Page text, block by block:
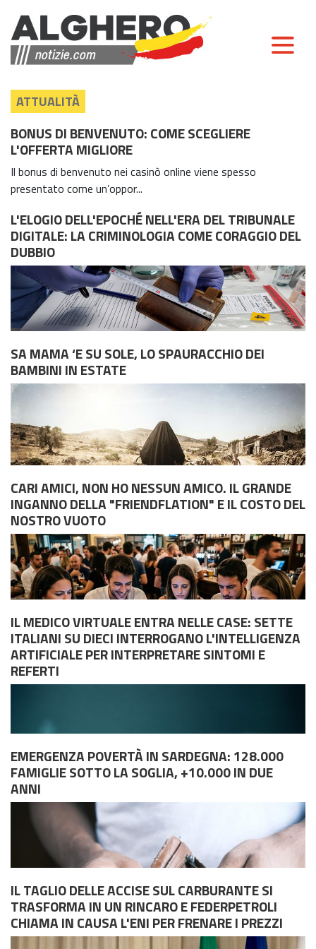
ATTUALITÀ
BONUS DI BENVENUTO: COME SCEGLIERE
L'OFFERTA MIGLIORE
Il bonus di benvenuto nei casinò online viene spesso
presentato come un’oppor...
L'ELOGIO DELL'EPOCHÉ NELL'ERA DEL TRIBUNALE
DIGITALE: LA CRIMINOLOGIA COME CORAGGIO DEL
DUBBIO
Gli antichi greci la chiamavano epokhé: la sospensione del
giudizio, quel rigoroso esercizio di prudenza intellettuale che
impone di fermarsi, osservare e dubitare prima di emettere
ceduto al fascino perver...
SA MAMA ‘E SU SOLE, LO SPAURACCHIO DEI
BAMBINI IN ESTATE
Il passaggio dalla società tradizionale a quella
contemporanea è segnato da una profonda transizione
filosofica: l'abbandono del mythos in favore del razionale
logos. Nella cultura classica, il
CARI AMICI, NON HO NESSUN AMICO. IL GRANDE
INGANNO DELLA "FRIENDFLATION" E IL COSTO DEL
NOSTRO VUOTO
sembrano ormai quotati in borsa e si partecipa alla grande
commedia della socialità. Si paga un conto salato, rincarato
dai colpi di coda dell'inflazione che ha f...
IL MEDICO VIRTUALE ENTRA NELLE CASE: SETTE
ITALIANI SU DIECI INTERROGANO L'INTELLIGENZA
ARTIFICIALE PER INTERPRETARE SINTOMI E
REFERTI
Un'indagine nazionale svela le nuove abitudini sanitarie dei
cittadini. Meno del tre per cento degli utenti verifica le
diagnosi telematiche con un dottore vero. I giovani cercano le
cause dei dolori, gli over 50 si fanno tradurre gli esiti degli
EMERGENZA POVERTÀ IN SARDEGNA: 128.000
FAMIGLIE SOTTO LA SOGLIA, +10.000 IN DUE
ANNI
IL TAGLIO DELLE ACCISE SUL CARBURANTE SI
TRASFORMA IN UN RINCARO E FEDERPETROLI
CHIAMA IN CAUSA L'ENI PER FRENARE I PREZZI